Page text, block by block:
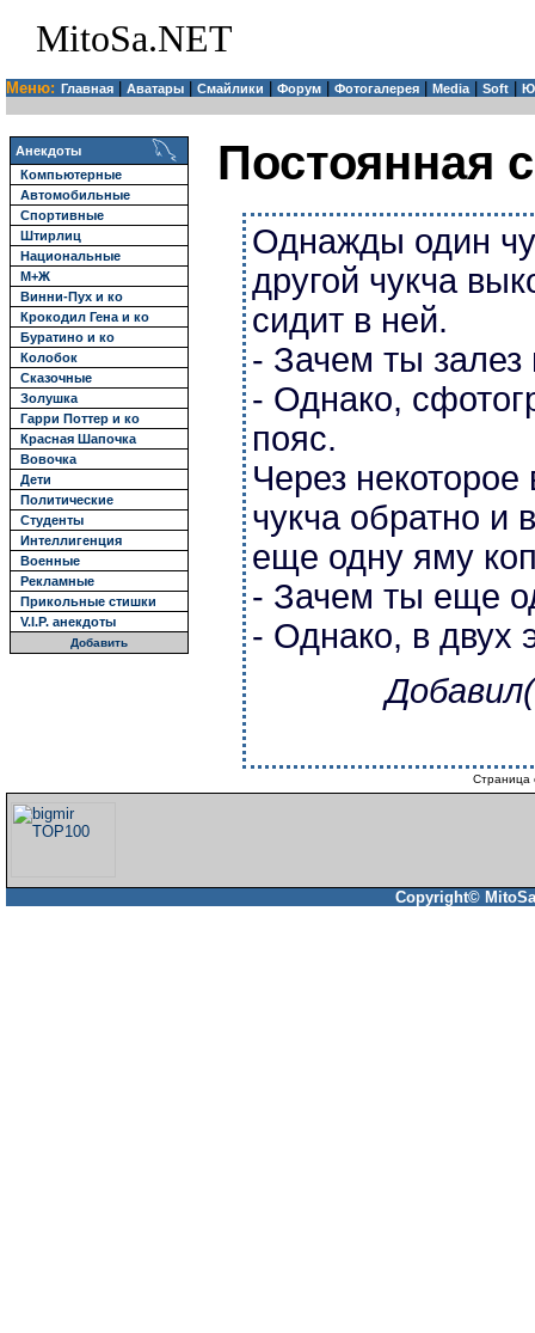
MitoSa.NET
Меню: Главная Аватары Смайлики Форум Фотогалерея Media| Soft
Анекдоты
Компьютерные
Автомобильные
Спортивные
Штирлиц
Национальные
М+Ж
Винни-Пух и ко
Крокодил Гена и ко
Буратино и ко
Колобок
Сказочные
Золушка
Гарри Поттер и ко
Красная Шапочка
Вовочка
Дети
Политические
Студенты
Интеллигенция
Военные
Рекламные
Прикольные стишки
V.I.P. анекдоты
Добавить
Постоянная
Однажды один
другой чукча
сидит в ней.
- Зачем ты залез
- Однако,
пояс.
Через
чукча обратно и
еще одну яму
- Зачем ты еще
- Однако, в двух
Страница
Copyright©